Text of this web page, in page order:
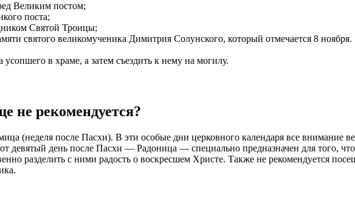
Великим постом;
поста;
Святой Троицы;
святого великомученика Димитрия Солунского, который отмечается 8 ноября.
в храме, а затем съездить к нему на могилу.
не рекомендуется?
(неделя после Пасхи). В эти особые дни церковного календаря все внимание
девятый день после Пасхи — Радоница — специально предназначен для того,
разделить с ними радость о воскресшем Христе. Также не рекомендуется